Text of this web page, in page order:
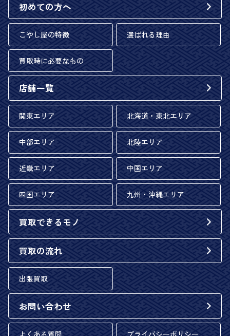
初めての方へ
こやし屋の特徴 選ばれる理由
買取時に必要なもの
店舗一覧
関東エリア 北海道・東北エリア
中部エリア 北陸エリア
近畿エリア 中国エリア
四国エリア 九州・沖縄エリア
買取できるモノ
買取の流れ
出張買取
お問い合わせ
よくある質問 プライバシーポリシー